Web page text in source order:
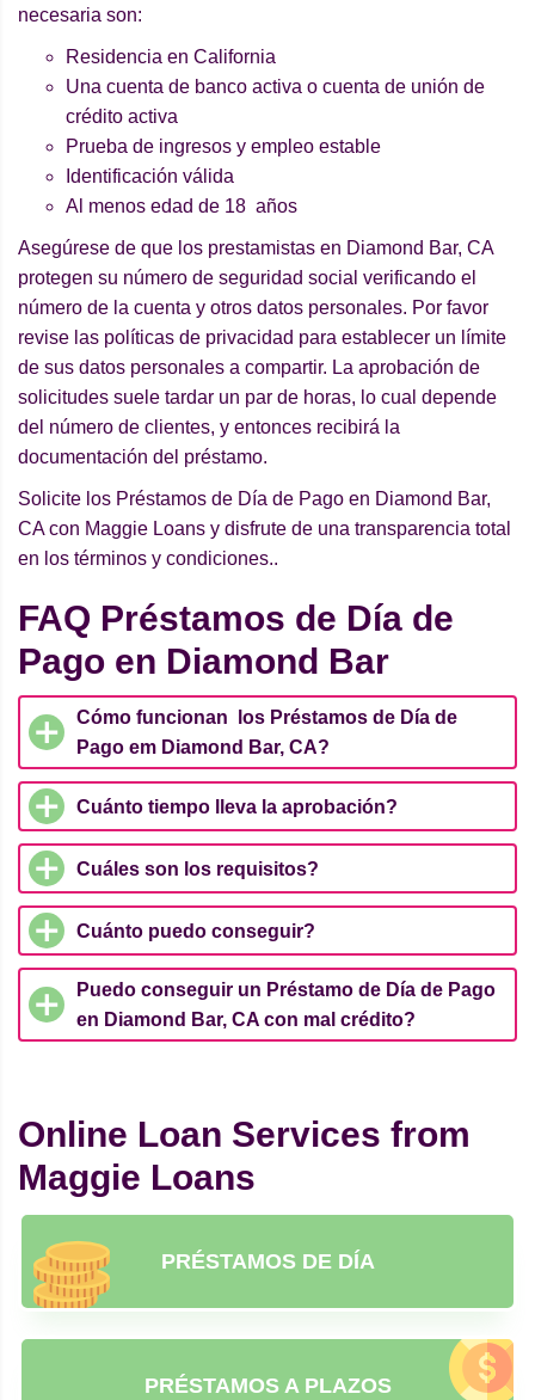
necesaria son:
Residencia en California
Una cuenta de banco activa o cuenta de unión de
crédito activa
Prueba de ingresos y empleo estable
Identificación válida
Al menos edad de 18 años
Asegúrese de que los prestamistas en Diamond Bar, CA
protegen su número de seguridad social verificando el
número de la cuenta y otros datos personales. Por favor
revise las políticas de privacidad para establecer un límite
de sus datos personales a compartir. La aprobación de
solicitudes suele tardar un par de horas, lo cual depende
del número de clientes, y entonces recibirá la
documentación del préstamo.
Solicite los Préstamos de Día de Pago en Diamond Bar,
CA con Maggie Loans y disfrute de una transparencia total
en los términos y condiciones..
FAQ Préstamos de Día de
Pago en Diamond Bar
Cómo funcionan los Préstamos de Día de
Pago em Diamond Bar, CA?
Cuánto tiempo lleva la aprobación?
Cuáles son los requisitos?
Cuánto puedo conseguir?
Puedo conseguir un Préstamo de Día de Pago
en Diamond Bar, CA con mal crédito?
Online Loan Services from
Maggie Loans
PRÉSTAMOS DE DÍA
PRÉSTAMOS A PLAZOS